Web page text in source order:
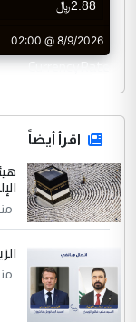
CurrencyRate
اقرأ أيضاً
منذ 10
منذ 8